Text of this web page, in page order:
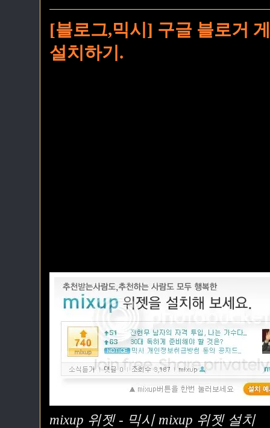
[블로그,믹시] 구글 블로거
설치하기.
mixup 위젯 - 믹시 mixup 위젯 설치